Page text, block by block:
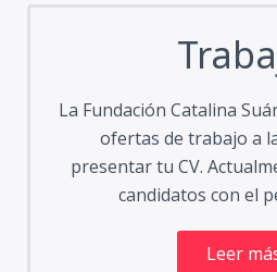
La Fundación Catalina
ofertas de trabajo a
presentar tu CV.
candidatos con el
Leer